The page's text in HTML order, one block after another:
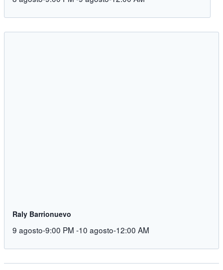
Raly Barrionuevo
9 agosto-9:00 PM -10 agosto-12:00 AM